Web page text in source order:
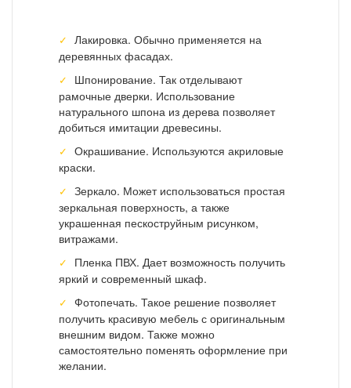
Лакировка. Обычно применяется на
деревянных фасадах.
Шпонирование. Так отделывают
рамочные дверки. Использование
натурального шпона из дерева позволяет
добиться имитации древесины.
Окрашивание. Используются акриловые
краски.
Зеркало. Может использоваться простая
зеркальная поверхность, а также
украшенная пескоструйным рисунком,
витражами.
Пленка ПВХ. Дает возможность получить
яркий и современный шкаф.
Фотопечать. Такое решение позволяет
получить красивую мебель с оригинальным
внешним видом. Также можно
самостоятельно поменять оформление при
желании.